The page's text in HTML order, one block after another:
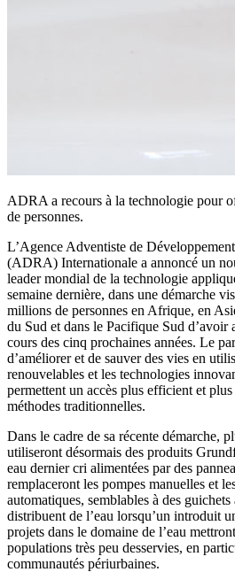
ADRA a recours à la technologie pour
de personnes.
L’Agence Adventiste de
(ADRA) Internationale a annoncé un
leader mondial de la technologie
semaine dernière, dans une démarche
millions de personnes en Afrique, en
du Sud et dans le Pacifique Sud d’avoir
cours des cinq prochaines années. Le
d’améliorer et de sauver des vies en
renouvelables et les technologies
permettent un accès plus efficient et
méthodes traditionnelles.
Dans le cadre de sa récente démarche,
utiliseront désormais des produits
eau dernier cri alimentées par des
remplaceront les pompes manuelles et
automatiques, semblables à des
distribuent de l’eau lorsqu’un introduit
projets dans le domaine de l’eau
populations très peu desservies, en
communautés périurbaines.